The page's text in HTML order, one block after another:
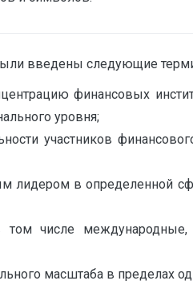
были введены следующие
финансовых
уровня;
участников
в определенной
числе
масштаба в пределах